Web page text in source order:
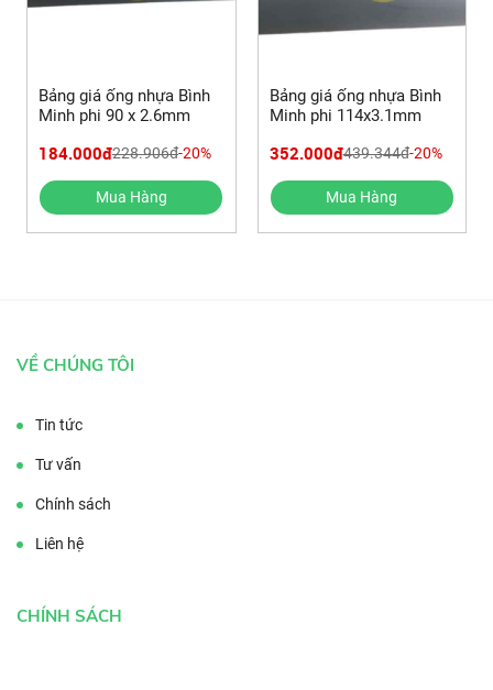
Bảng giá ống nhựa Bình
Minh phi 90 x 2.6mm
184.000đ228.906đ-20%
Mua Hàng
Bảng giá ống nhựa Bình
Minh phi 114x3.1mm
352.000đ439.344đ-20%
Mua Hàng
VỀ CHÚNG TÔI
Tin tức
Tư vấn
Chính sách
Liên hệ
CHÍNH SÁCH